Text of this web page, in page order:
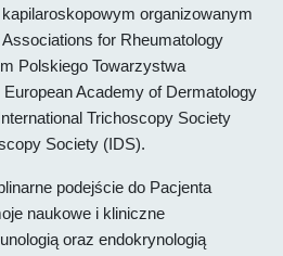
organizowanym
for Rheumatology
Polskiego Towarzystwa
Academy of Dermatology
Trichoscopy Society
Society (IDS).
podejście do Pacjenta
naukowe i kliniczne
oraz endokrynologią